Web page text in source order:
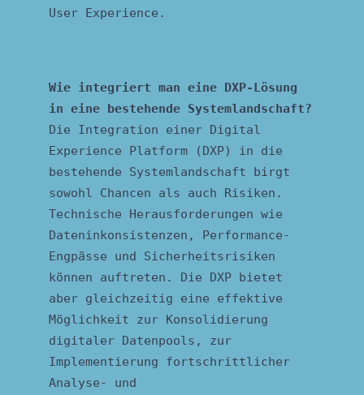
User Experience.
Wie integriert man eine DXP-Lösung
in eine bestehende Systemlandschaft?
Die Integration einer Digital
Experience Platform (DXP) in die
bestehende Systemlandschaft birgt
sowohl Chancen als auch Risiken.
Technische Herausforderungen wie
Dateninkonsistenzen, Performance-
Engpässe und Sicherheitsrisiken
können auftreten. Die DXP bietet
aber gleichzeitig eine effektive
Möglichkeit zur Konsolidierung
digitaler Datenpools, zur
Implementierung fortschrittlicher
Analyse- und